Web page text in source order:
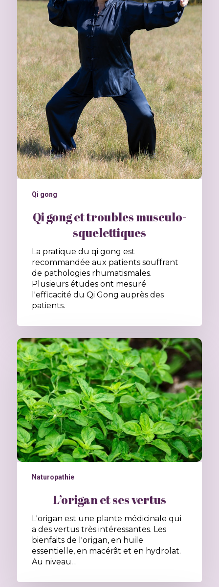
Qi gong
Qi gong et troubles musculo-
squelettiques
La pratique du qi gong est
recommandée aux patients souffrant
de pathologies rhumatismales.
Plusieurs études ont mesuré
l'efficacité du Qi Gong auprès des
patients.
Naturopathie
L’origan et ses vertus
L'origan est une plante médicinale qui
a des vertus très intéressantes. Les
bienfaits de l'origan, en huile
essentielle, en macérât et en hydrolat.
Au niveau…